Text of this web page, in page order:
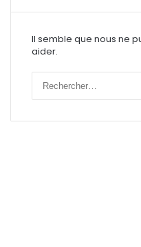
Il semble que nous ne
aider.